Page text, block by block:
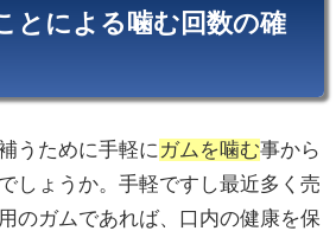
とによる噛む回数の確
うために手軽に ガムを噛む事から
しょうか。手軽ですし最近多く売
のガムであれば、口内の健康を保